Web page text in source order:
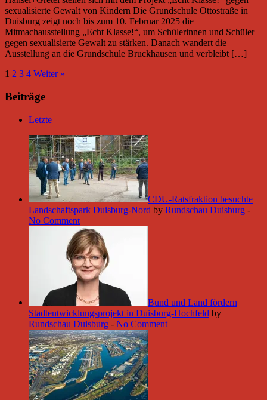
sexualisierte Gewalt von Kindern Die Grundschule Ottostraße in
Duisburg zeigt noch bis zum 10. Februar 2025 die
Mitmachausstellung „Echt Klasse!“, um Schülerinnen und Schüler
gegen sexualisierte Gewalt zu stärken. Danach wandert die
Ausstellung an die Grundschule Bruckhausen und verbleibt […]
1 2 3 4 Weiter »
Beiträge
Letzte
CDU-Ratsfraktion besuchte
Landschaftspark Duisburg-Nord by Rundschau Duisburg -
No Comment
Bund und Land fördern
Stadtentwicklungsprojekt in Duisburg-Hochfeld by
Rundschau Duisburg - No Comment